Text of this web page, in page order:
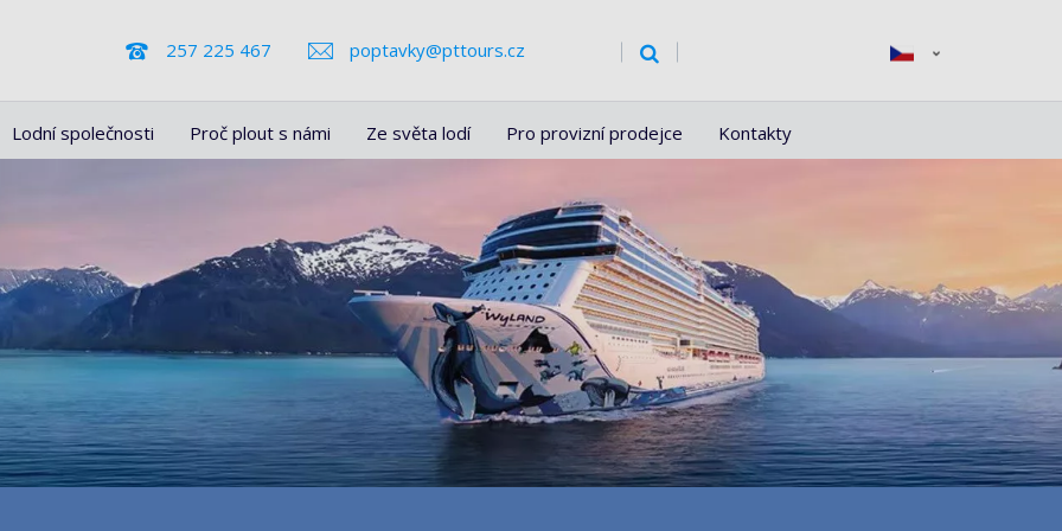
257 225 467 poptavky@pttours.cz
Lodní společnosti Proč plout s námi Ze světa lodí Pro provizní prodejce Kontakty